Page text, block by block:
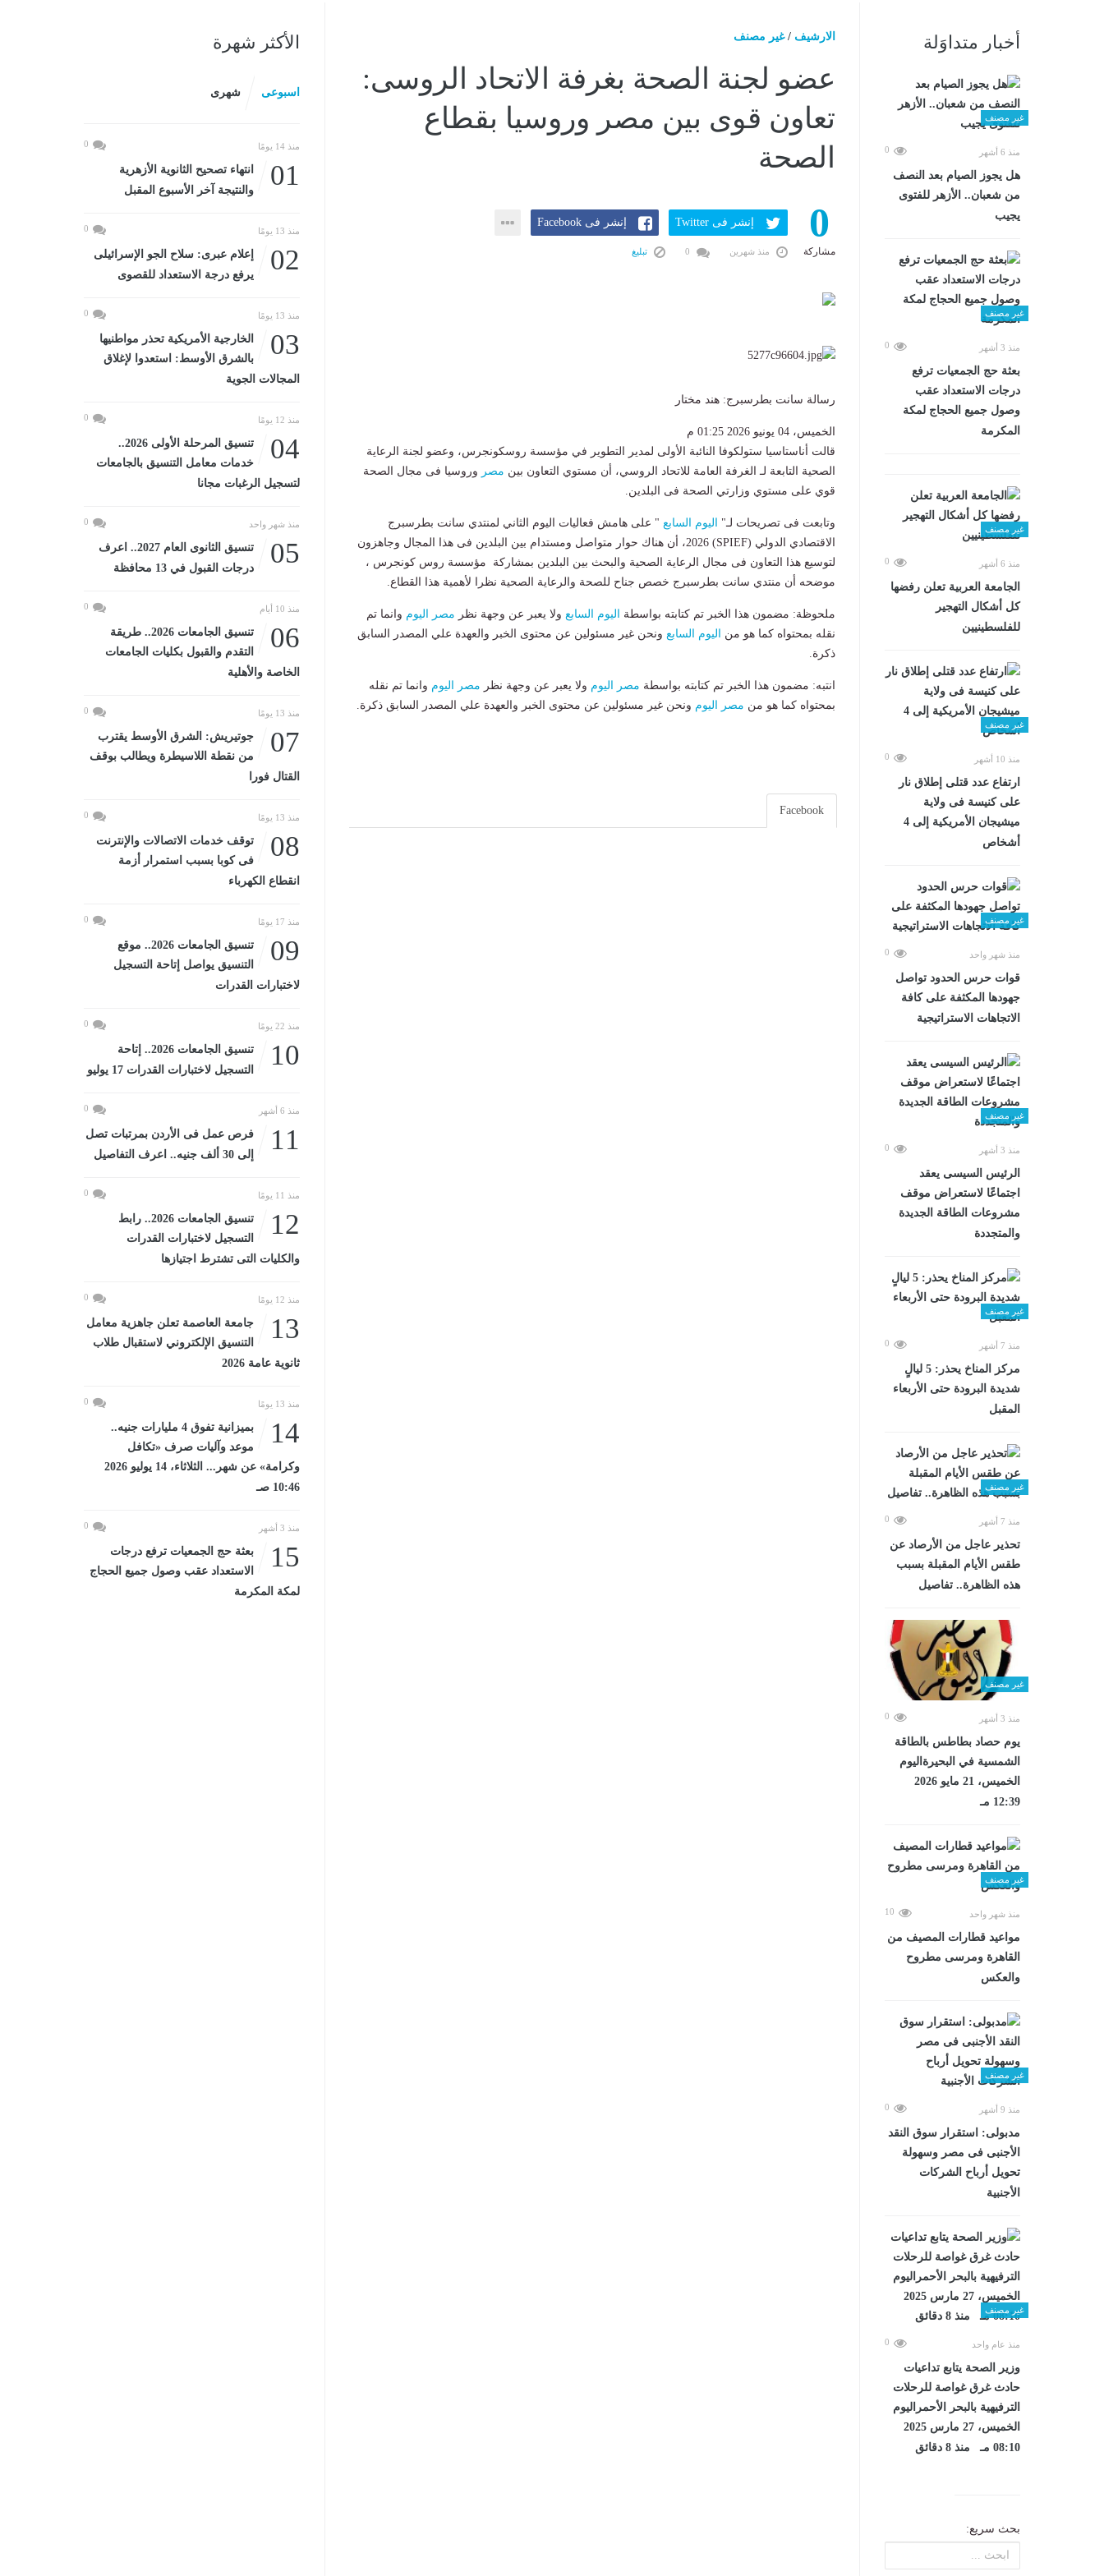
أخبار متداوَلة
غير مصنف
منذ 6 أشهر 0
هل يجوز الصيام بعد النصف
من شعبان.. الأزهر للفتوى
يجيب
غير مصنف
منذ 3 أشهر 0
بعثة حج الجمعيات ترفع
درجات الاستعداد عقب
وصول جميع الحجاج لمكة
المكرمة
غير مصنف
منذ 6 أشهر 0
الجامعة العربية تعلن رفضها
كل أشكال التهجير
للفلسطينيين
غير مصنف
منذ 10 أشهر 0
ارتفاع عدد قتلى إطلاق نار
على كنيسة فى ولاية
ميشيجان الأمريكية إلى 4
أشخاص
غير مصنف
منذ شهر واحد 0
قوات حرس الحدود تواصل
جهودها المكثفة على كافة
الاتجاهات الاستراتيجية
غير مصنف
منذ 3 أشهر 0
الرئيس السيسى يعقد
اجتماعًا لاستعراض موقف
مشروعات الطاقة الجديدة
والمتجددة
غير مصنف
منذ 7 أشهر 0
مركز المناخ يحذر: 5 ليالٍ
شديدة البرودة حتى الأربعاء
المقبل
غير مصنف
منذ 7 أشهر 0
تحذير عاجل من الأرصاد عن
طقس الأيام المقبلة بسبب
هذه الظاهرة.. تفاصيل
غير مصنف
منذ 3 أشهر 0
يوم حصاد بطاطس بالطاقة
الشمسية في البحيرةاليوم
الخميس، 21 مايو 2026
12:39 مـ
غير مصنف
منذ شهر واحد 10
مواعيد قطارات المصيف من
القاهرة ومرسى مطروح
والعكس
غير مصنف
منذ 9 أشهر 0
مدبولى: استقرار سوق النقد
الأجنبى فى مصر وسهولة
تحويل أرباح الشركات
الأجنبية
غير مصنف
منذ عام واحد 0
وزير الصحة يتابع تداعيات
حادث غرق غواصة للرحلات
الترفيهية بالبحر الأحمراليوم
الخميس، 27 مارس 2025
08:10 مـ منذ 8 دقائق
بحث سريع:
الارشيف /غير مصنف
عضو لجنة الصحة بغرفة الاتحاد الروسى:
تعاون قوى بين مصر وروسيا بقطاع
الصحة
0
مشاركة
إنشر فى Twitter إنشر فى Facebook
منذ شهرين تبليغ
رسالة سانت بطرسبرج: هند مختار
الخميس، 04 يونيو 2026 01:25 م
قالت أناستاسيا ستولكوفا النائبة الأولى لمدير التطوير في مؤسسة روسكونجرس، وعضو لجنة الرعاية
الصحية التابعة لـ الغرفة العامة للاتحاد الروسي، أن مستوي التعاون بين مصر وروسيا فى مجال الصحة
قوي على مستوي وزارتي الصحة فى البلدين.
وتابعت فى تصريحات لـ" اليوم السابع " على هامش فعاليات اليوم الثاني لمنتدي سانت بطرسبرج
الاقتصادي الدولي (SPIEF) 2026، أن هناك حوار متواصل ومستدام بين البلدين فى هذا المجال وجاهزون
لتوسيع هذا التعاون فى مجال الرعاية الصحية والبحث بين البلدين بمشاركة مؤسسة روس كونجرس ،
موضحه أن منتدي سانت بطرسبرج خصص جناح للصحة والرعاية الصحية نظرا لأهمية هذا القطاع.
ملحوظة: مضمون هذا الخبر تم كتابته بواسطة اليوم السابع ولا يعبر عن وجهة نظر مصر اليوم وانما تم
نقله بمحتواه كما هو من
اليوم السابع ونحن غير مسئولين عن محتوى الخبر والعهدة علي المصدر السابق
ذكرة.
انتبه: مضمون هذا الخبر تم كتابته بواسطة مصر اليوم ولا يعبر عن وجهة نظر مصر اليوم وانما تم نقله
بمحتواه كما هو من مصر اليوم ونحن غير مسئولين عن محتوى الخبر والعهدة علي المصدر السابق ذكرة.
Facebook
الأكثر شهرة
اسبوعى شهرى
منذ 14 يومًا 0
01
انتهاء تصحيح الثانوية الأزهرية
والنتيجة آخر الأسبوع المقبل
منذ 13 يومًا 0
02
إعلام عبرى: سلاح الجو الإسرائيلى
يرفع درجة الاستعداد للقصوى
منذ 13 يومًا 0
03
الخارجية الأمريكية تحذر مواطنيها
بالشرق الأوسط: استعدوا لإغلاق
المجالات الجوية
منذ 12 يومًا 0
04
تنسيق المرحلة الأولى 2026..
خدمات معامل التنسيق بالجامعات
لتسجيل الرغبات مجانا
منذ شهر واحد 0
05
تنسيق الثانوى العام 2027.. اعرف
درجات القبول في 13 محافظة
منذ 10 أيام 0
06
تنسيق الجامعات 2026.. طريقة
التقدم والقبول بكليات الجامعات
الخاصة والأهلية
منذ 13 يومًا 0
07
جوتيريش: الشرق الأوسط يقترب
من نقطة اللاسيطرة ويطالب بوقف
القتال فورا
منذ 13 يومًا 0
08
توقف خدمات الاتصالات والإنترنت
فى كوبا بسبب استمرار أزمة
انقطاع الكهرباء
منذ 17 يومًا 0
09
تنسيق الجامعات 2026.. موقع
التنسيق يواصل إتاحة التسجيل
لاختبارات القدرات
منذ 22 يومًا 0
10
تنسيق الجامعات 2026.. إتاحة
التسجيل لاختبارات القدرات 17 يوليو
منذ 6 أشهر 0
11
فرص عمل فى الأردن بمرتبات تصل
إلى 30 ألف جنيه.. اعرف التفاصيل
منذ 11 يومًا 0
12
تنسيق الجامعات 2026.. رابط
التسجيل لاختبارات القدرات
والكليات التى تشترط اجتيازها
منذ 12 يومًا 0
13
جامعة العاصمة تعلن جاهزية معامل
التنسيق الإلكتروني لاستقبال طلاب
ثانوية عامة 2026
منذ 13 يومًا 0
14
بميزانية تفوق 4 مليارات جنيه..
موعد وآليات صرف «تكافل
وكرامة» عن شهر... الثلاثاء، 14 يوليو 2026
10:46 صـ
منذ 3 أشهر 0
15
بعثة حج الجمعيات ترفع درجات
الاستعداد عقب وصول جميع الحجاج
لمكة المكرمة